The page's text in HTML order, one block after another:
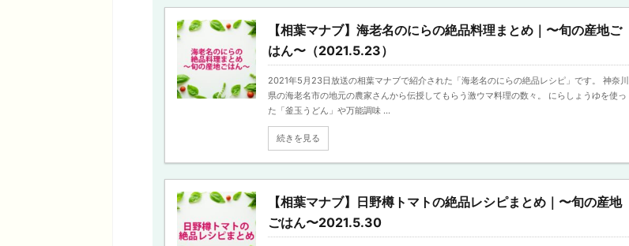
【相葉マナブ】海老名のにらの絶品料理まとめ｜〜旬の産地ご
はん〜（2021.5.23）
2021年5月23日放送の相葉マナブで紹介された「海老名のにらの絶品レシピ」です。 神奈川
県の海老名市の地元の農家さんから伝授してもらう激ウマ料理の数々。 にらしょうゆを使っ
た「釜玉うどん」や万能調味 ...
続きを見る
【相葉マナブ】日野樽トマトの絶品レシピまとめ｜〜旬の産地
ごはん〜2021.5.30